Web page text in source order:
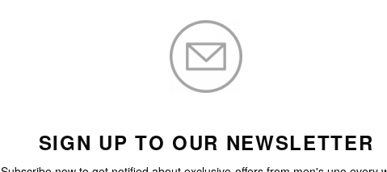
SIGN UP TO OUR NEWSLETTER